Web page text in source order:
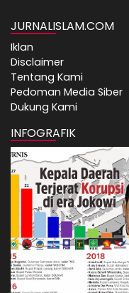
JURNALISLAM.COM
Iklan
Disclaimer
Tentang Kami
Pedoman Media Siber
Dukung Kami
INFOGRAFIK